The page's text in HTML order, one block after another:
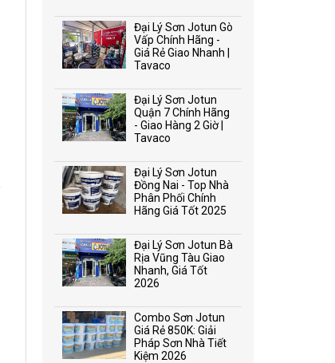
Đại Lý Sơn Jotun Gò
Vấp Chính Hãng -
Giá Rẻ Giao Nhanh |
Tavaco
Đại Lý Sơn Jotun
Quận 7 Chính Hãng
- Giao Hàng 2 Giờ |
Tavaco
Đại Lý Sơn Jotun
Đồng Nai - Top Nhà
Phân Phối Chính
Hãng Giá Tốt 2025
Đại Lý Sơn Jotun Bà
Rịa Vũng Tàu Giao
Nhanh, Giá Tốt
2026
Combo Sơn Jotun
Giá Rẻ 850K: Giải
Pháp Sơn Nhà Tiết
Kiệm 2026